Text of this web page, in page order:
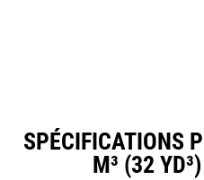
SPÉCIFICATIONS
M³ (32